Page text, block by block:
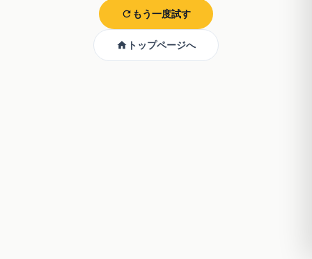
もう一度試す
トップページへ